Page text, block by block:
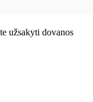
užsakyti dovanos